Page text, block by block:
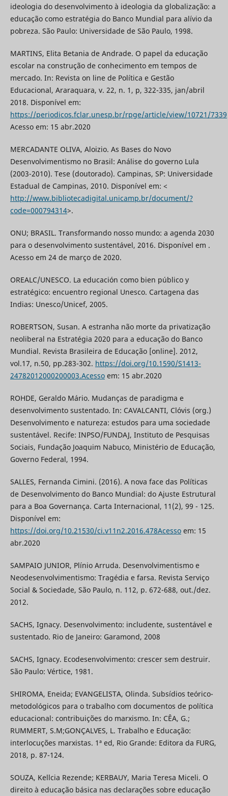
ideologia do desenvolvimento à ideologia da globalização: a
educação como estratégia do Banco Mundial para alívio da
pobreza. São Paulo: Universidade de São Paulo, 1998.
MARTINS, Elita Betania de Andrade. O papel da educação
escolar na construção de conhecimento em tempos de
mercado. In: Revista on line de Política e Gestão
Educacional, Araraquara, v. 22, n. 1, p, 322-335, jan/abril
2018. Disponível em:
https://periodicos.fclar.unesp.br/rpge/article/view/10721/7339
Acesso em: 15 abr.2020
MERCADANTE OLIVA, Aloizio. As Bases do Novo
Desenvolvimentismo no Brasil: Análise do governo Lula
(2003-2010). Tese (doutorado). Campinas, SP: Universidade
Estadual de Campinas, 2010. Disponível em: <
http://www.bibliotecadigital.unicamp.br/document/?
code=000794314>.
ONU; BRASIL. Transformando nosso mundo: a agenda 2030
para o desenvolvimento sustentável, 2016. Disponível em .
Acesso em 24 de março de 2020.
OREALC/UNESCO. La educación como bien público y
estratégico: encuentro regional Unesco. Cartagena das
Indias: Unesco/Unicef, 2005.
ROBERTSON, Susan. A estranha não morte da privatização
neoliberal na Estratégia 2020 para a educação do Banco
Mundial. Revista Brasileira de Educação [online]. 2012,
vol.17, n.50, pp.283-302. https://doi.org/10.1590/S1413-
24782012000200003.Acessoem: 15 abr.2020
ROHDE, Geraldo Mário. Mudanças de paradigma e
desenvolvimento sustentado. In: CAVALCANTI, Clóvis (org.)
Desenvolvimento e natureza: estudos para uma sociedade
sustentável. Recife: INPSO/FUNDAJ, Instituto de Pesquisas
Sociais, Fundação Joaquim Nabuco, Ministério de Educação,
Governo Federal, 1994.
SALLES, Fernanda Cimini. (2016). A nova face das Políticas
de Desenvolvimento do Banco Mundial: do Ajuste Estrutural
para a Boa Governança. Carta Internacional, 11(2), 99 - 125.
Disponível em:
https://doi.org/10.21530/ci.v11n2.2016.478Acessoem: 15
abr.2020
SAMPAIO JUNIOR, Plínio Arruda. Desenvolvimentismo e
Neodesenvolvimentismo: Tragédia e farsa. Revista Serviço
Social & Sociedade, São Paulo, n. 112, p. 672-688, out./dez.
2012.
SACHS, Ignacy. Desenvolvimento: includente, sustentável e
sustentado. Rio de Janeiro: Garamond, 2008
SACHS, Ignacy. Ecodesenvolvimento: crescer sem destruir.
São Paulo: Vértice, 1981.
SHIROMA, Eneida; EVANGELISTA, Olinda. Subsídios teórico-
metodológicos para o trabalho com documentos de política
educacional: contribuições do marxismo. In: CÊA, G.;
RUMMERT, S.M;GONÇALVES, L. Trabalho e Educação:
interlocuções marxistas. 1ª ed, Rio Grande: Editora da FURG,
2018, p. 87-124.
SOUZA, Kellcia Rezende; KERBAUY, Maria Teresa Miceli. O
direito à educação básica nas declarações sobre educação